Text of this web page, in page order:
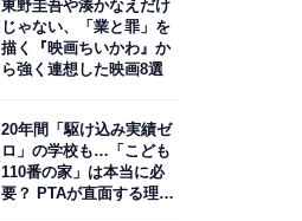
東野圭吾や湊かなえだけ
じゃない、「業と罪」を
描く『映画ちいかわ』か
ら強く連想した映画8選
20年間「駆け込み実績ゼ
ロ」の学校も…「こども
110番の家」は本当に必
要？ PTAが直面する理想